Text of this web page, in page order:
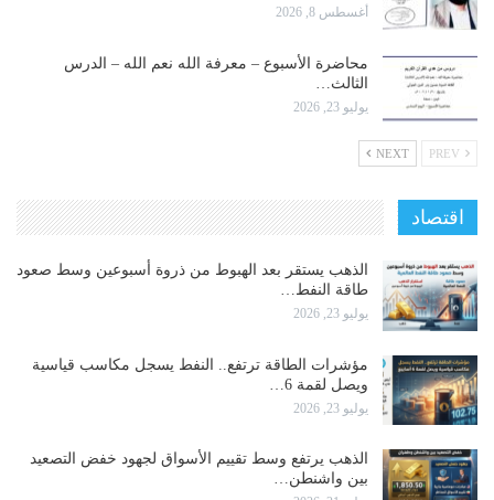
أغسطس 8, 2026
محاضرة الأسبوع – معرفة الله نعم الله – الدرس
الثالث…
يوليو 23, 2026
NEXT
اقتصاد
الذهب يستقر بعد الهبوط من ذروة أسبوعين وسط صعود
طاقة النفط…
يوليو 23, 2026
مؤشرات الطاقة ترتفع.. النفط يسجل مكاسب قياسية
ويصل لقمة 6…
يوليو 23, 2026
الذهب يرتفع وسط تقييم الأسواق لجهود خفض التصعيد
بين واشنطن…